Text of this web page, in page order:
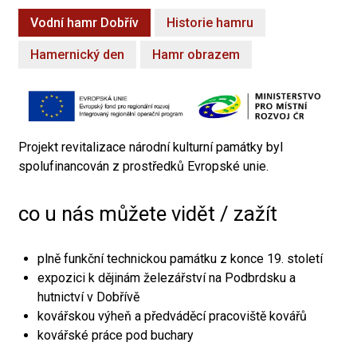
Vodní hamr Dobřív Historie hamru
Hamernický den Hamr obrazem
Projekt revitalizace národní kulturní památky byl
spolufinancován z prostředků Evropské unie.
co u nás můžete vidět / zažít
plně funkční technickou památku z konce 19. století
expozici k dějinám železářství na Podbrdsku a
hutnictví v Dobřívě
kovářskou výheň a předváděcí pracoviště kovářů
kovářské práce pod buchary